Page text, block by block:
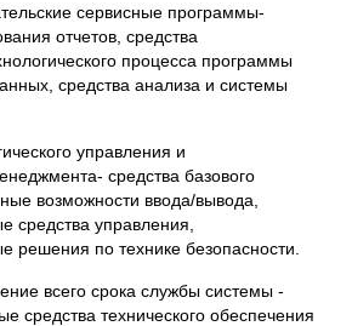
сервисные программы-
отчетов, средства
процесса программы
средства анализа и системы
управления и
средства базового
возможности ввода/вывода,
средства управления,
решения по технике безопасности.
всего срока службы системы -
средства технического обеспечения